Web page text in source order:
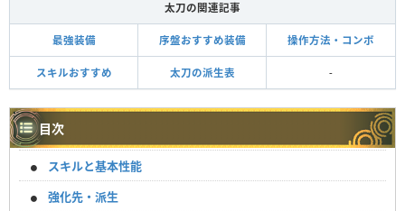
太刀の関連記事
最強装備 序盤おすすめ装備 操作方法・コンボ
スキルおすすめ 太刀の派生表 -
目次
スキルと基本性能
強化先・派生